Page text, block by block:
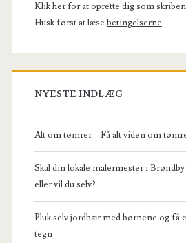
Klik her for at oprette dig som
Husk først at læse betingelserne.
NYESTE INDLÆG
Alt om tømrer – Få alt viden om
Skal din lokale malermester i
eller vil du selv?
Pluk selv jordbær med børnene og få
tegn